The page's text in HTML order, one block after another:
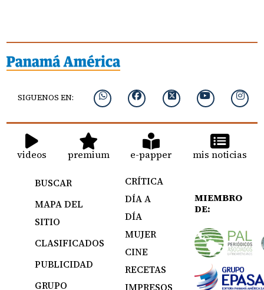
SIGUENOS EN:
videos premium e-papper mis noticias
BUSCAR
MAPA DEL
SITIO
CLASIFICADOS
PUBLICIDAD
GRUPO
CRÍTICA
DÍA A
DÍA
MUJER
CINE
RECETAS
IMPRESOS
MIEMBRO
DE: